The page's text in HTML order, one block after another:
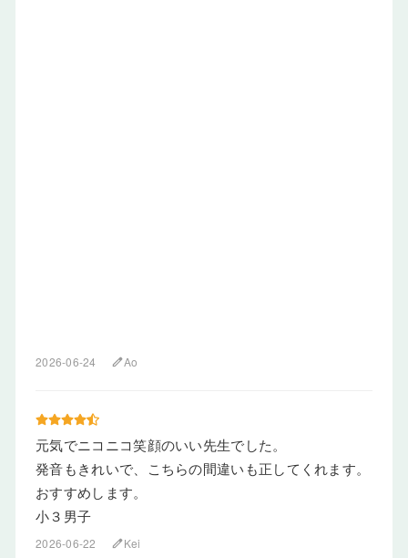
2026-06-24 editAo
元気でニコニコ笑顔のいい先生でした。
発音もきれいで、こちらの間違いも正してくれます。
おすすめします。
小３男子
2026-06-22 editKei